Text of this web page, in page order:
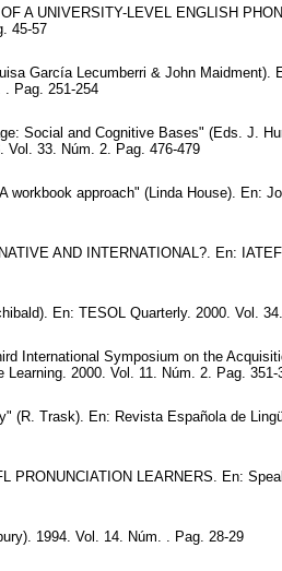
A UNIVERSITY-LEVEL ENGLISH
45-57
García Lecumberri & John Maidment).
. Pag. 251-254
Social and Cognitive Bases" (Eds. J.
Vol. 33. Núm. 2. Pag. 476-479
workbook approach" (Linda House). En:
AND INTERNATIONAL?. En:
En: TESOL Quarterly. 2000. Vol.
International Symposium on the
2000. Vol. 11. Núm. 2. Pag. 351-
(R. Trask). En: Revista Española de
PRONUNCIATION LEARNERS. En:
1994. Vol. 14. Núm. . Pag. 28-29